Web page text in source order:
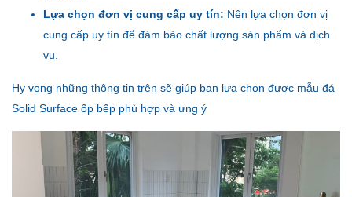
Lựa chọn đơn vị cung cấp uy tín: Nên lựa chọn đơn vị
cung cấp uy tín để đảm bảo chất lượng sản phẩm và dịch
vụ.
Hy vọng những thông tin trên sẽ giúp bạn lựa chọn được mẫu đá
Solid Surface ốp bếp phù hợp và ưng ý